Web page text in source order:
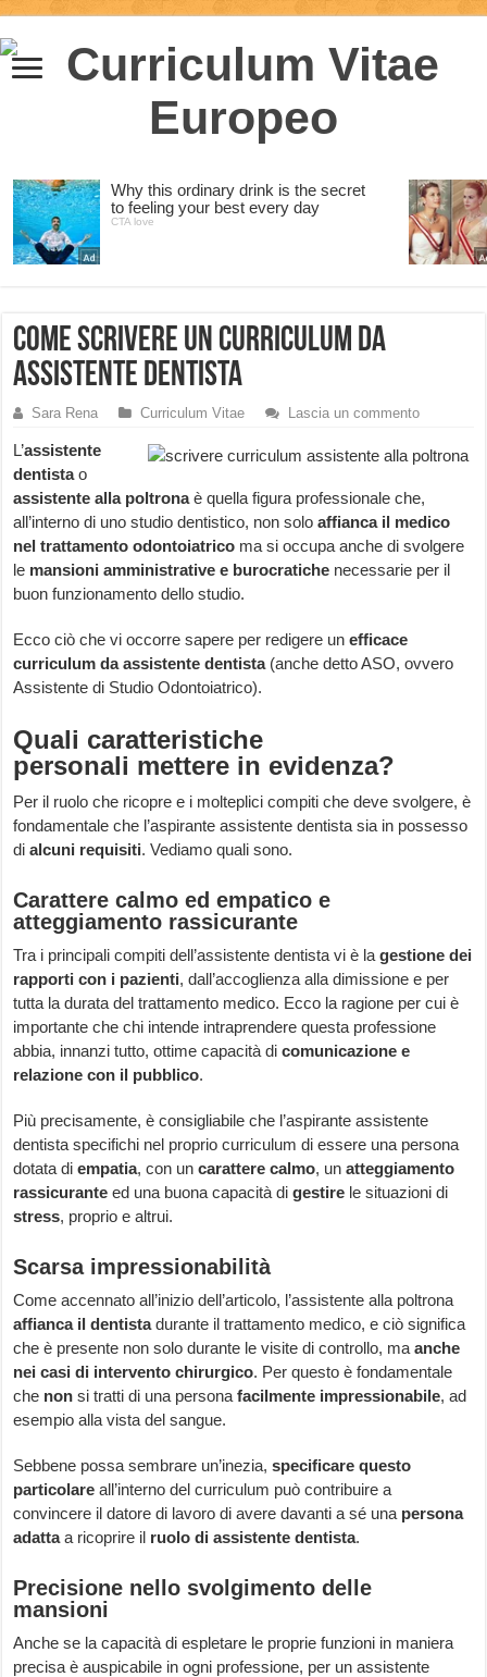
Come scrivere un curriculum da
assistente dentista
Sara Rena Curriculum Vitae Lascia un commento
L’assistente
dentistao
assistente alla poltronaè quella figura professionale che,
all’interno di uno studio dentistico, non soloaffianca il medico
nel trattamento odontoiatrico ma si occupa anche di svolgere
le mansioni amministrative e burocratiche necessarie per il
buon funzionamento dello studio.
Ecco ciò che vi occorre sapere per redigere unefficace
curriculum da assistente dentista(anche detto ASO, ovvero
Assistente di Studio Odontoiatrico).
Quali caratteristiche
personali mettere in evidenza?
Per il ruolo che ricopre e i molteplici compiti che deve svolgere, è
fondamentale che l’aspirante assistente dentista sia in possesso
dialcuni requisiti. Vediamo quali sono.
Carattere calmo ed empatico e
atteggiamento rassicurante
Tra i principali compiti dell’assistente dentista vi è lagestione dei
rapporti con i pazienti, dall’accoglienza alla dimissione e per
tutta la durata del trattamento medico. Ecco la ragione per cui è
importante che chi intende intraprendere questa professione
abbia, innanzi tutto, ottime capacità di comunicazione e
relazione con il pubblico.
Più precisamente, è consigliabile che l’aspirante assistente
dentista specifichi nel proprio curriculum di essere una persona
dotata diempatia, con uncarattere calmo, unatteggiamento
rassicurante ed una buona capacità digestire le situazioni di
stress, proprio e altrui.
Scarsa impressionabilità
Come accennato all’inizio dell’articolo, l’assistente alla poltrona
affianca il dentistadurante il trattamento medico, e ciò significa
che è presente non solo durante le visite di controllo, maanche
nei casi di intervento chirurgico. Per questo è fondamentale
che nonsi tratti di una personafacilmente impressionabile, ad
esempio alla vista del sangue.
Sebbene possa sembrare un’inezia, specificare questo
particolare all’interno del curriculum può contribuire a
convincere il datore di lavoro di avere davanti a sé una persona
adattaa ricoprire il ruolo di assistente dentista.
Precisione nello svolgimento delle
mansioni
Anche se la capacità di espletare le proprie funzioni in maniera
precisa è auspicabile in ogni professione, per un assistente